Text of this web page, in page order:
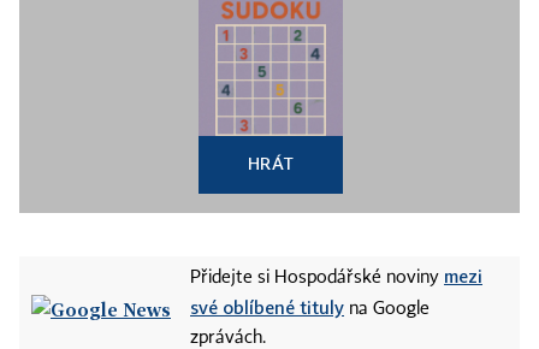
HRÁT
Přidejte si Hospodářské noviny mezi
své oblíbené tituly na Google
zprávách.